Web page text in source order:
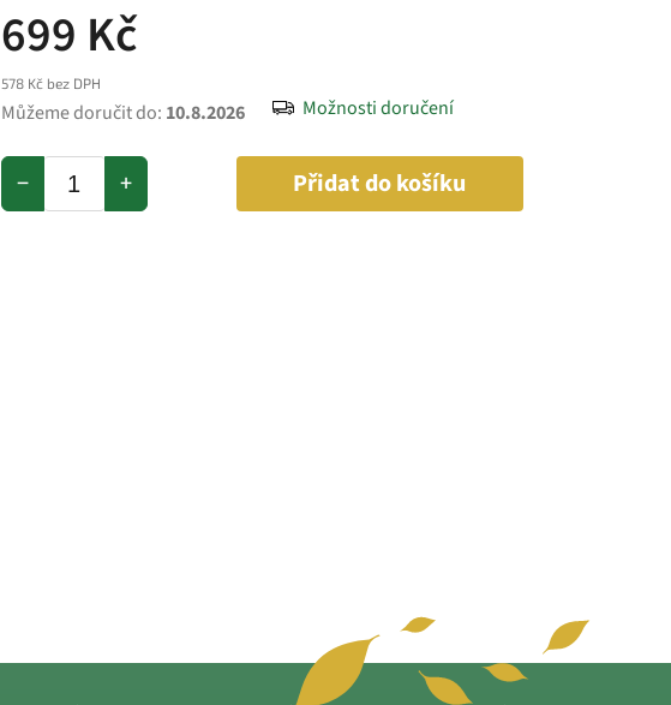
699 Kč
578 Kč bez DPH
Můžeme doručit do: 10.8.2026 Možnosti doručení
+
− Přidat do košíku